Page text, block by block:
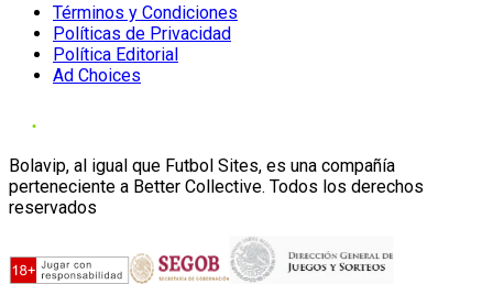
Términos y Condiciones
Políticas de Privacidad
Política Editorial
Ad Choices
Bolavip, al igual que Futbol Sites, es una compañía
perteneciente a Better Collective. Todos los derechos
reservados